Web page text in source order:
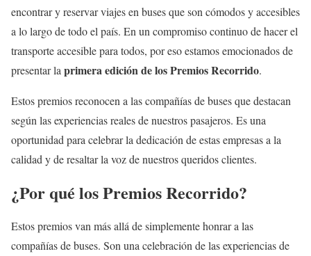
encontrar y reservar viajes en buses que son cómodos y accesibles
a lo largo de todo el país. En un compromiso continuo de hacer el
transporte accesible para todos, por eso estamos emocionados de
presentar la primera edición de los Premios Recorrido.
Estos premios reconocen a las compañías de buses que destacan
según las experiencias reales de nuestros pasajeros. Es una
oportunidad para celebrar la dedicación de estas empresas a la
calidad y de resaltar la voz de nuestros queridos clientes.
¿Por qué los Premios Recorrido?
Estos premios van más allá de simplemente honrar a las
compañías de buses. Son una celebración de las experiencias de